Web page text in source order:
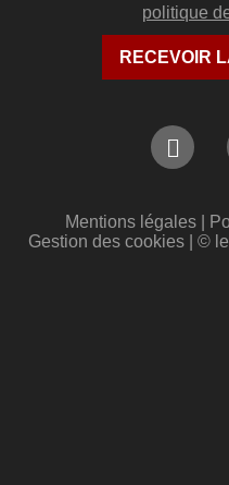
politique
Mentions légales|
Gestion des cookies | ©